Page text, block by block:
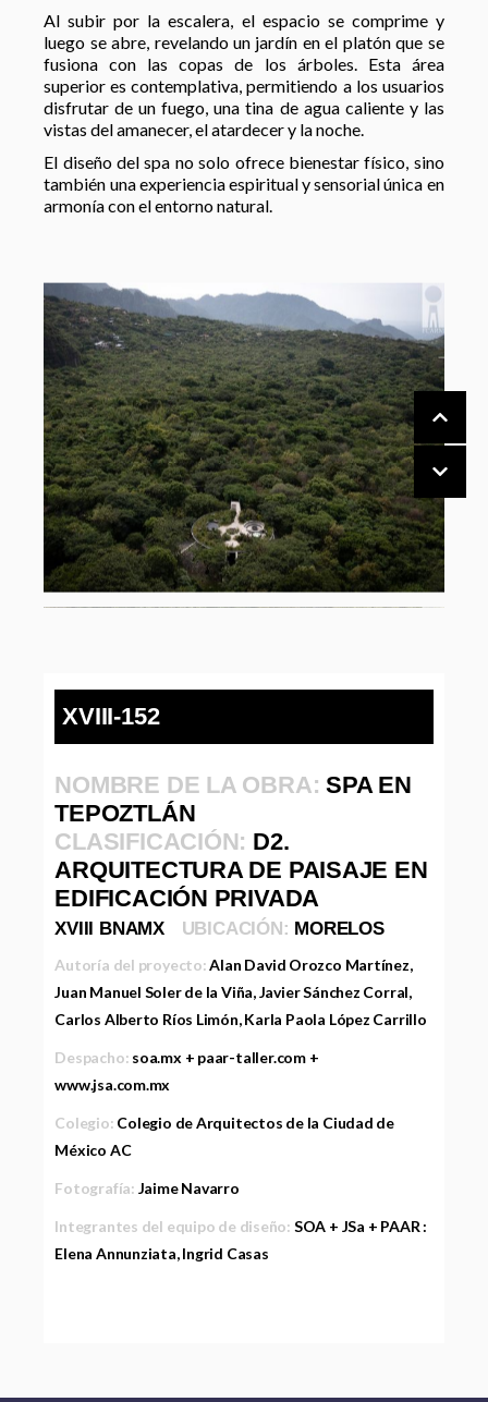
Al subir por la escalera, el espacio se comprime y
luego se abre, revelando un jardín en el platón que se
fusiona con las copas de los árboles. Esta área
superior es contemplativa, permitiendo a los usuarios
disfrutar de un fuego, una tina de agua caliente y las
vistas del amanecer, el atardecer y la noche.
El diseño del spa no solo ofrece bienestar físico, sino
también una experiencia espiritual y sensorial única en
armonía con el entorno natural.
XVIII-152
NOMBRE DE LA OBRA:SPA EN
TEPOZTLÁN
CLASIFICACIÓN: D2.
ARQUITECTURA DE PAISAJE EN
EDIFICACIÓN PRIVADA
XVIII BNAMX UBICACIÓN: MORELOS
Autoría del proyecto:Alan David Orozco Martínez,
Juan Manuel Soler de la Viña, Javier Sánchez Corral,
Carlos Alberto Ríos Limón, Karla Paola López Carrillo
Despacho: soa.mx + paar-taller.com +
www.jsa.com.mx
Colegio: Colegio de Arquitectos de la Ciudad de
México AC
Fotografía: Jaime Navarro
Integrantes del equipo de diseño: SOA + JSa + PAAR :
Elena Annunziata, Ingrid Casas